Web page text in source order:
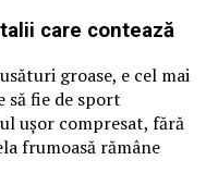
care contează
groase, e cel mai
să fie de sport
ușor compresat, fără
frumoasă rămâne